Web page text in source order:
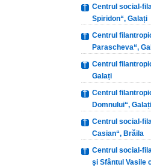
Centrul social-
Spiridon“, Galați
Centrul
Parascheva“,
Centrul
Galați
Centrul
Domnului“, Galați
Centrul social-
Casian“, Brăila
Centrul social-
şi Sfântul Vasile